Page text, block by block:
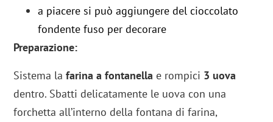
a piacere si può aggiungere del cioccolato
fondente fuso per decorare
Preparazione:
Sistema lafarina a fontanella e rompici 3 uova
dentro. Sbatti delicatamente le uova con una
forchetta all’interno della fontana di farina,